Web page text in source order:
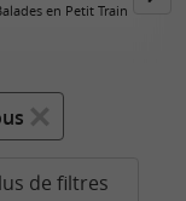
en Petit Train
de filtres